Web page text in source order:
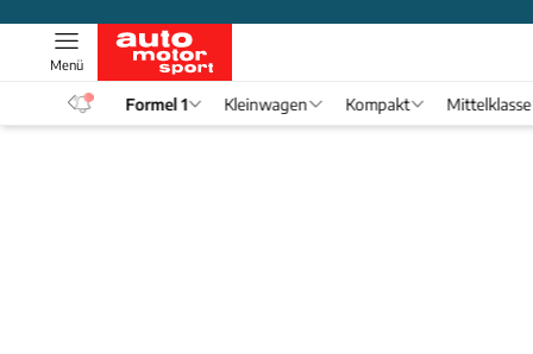
Menü
Formel 1 Kleinwagen Kompakt Mittelklasse